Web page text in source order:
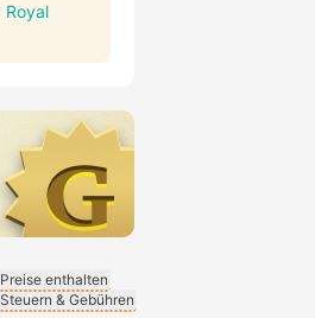
Royal
Preise enthalten
Steuern & Gebühren